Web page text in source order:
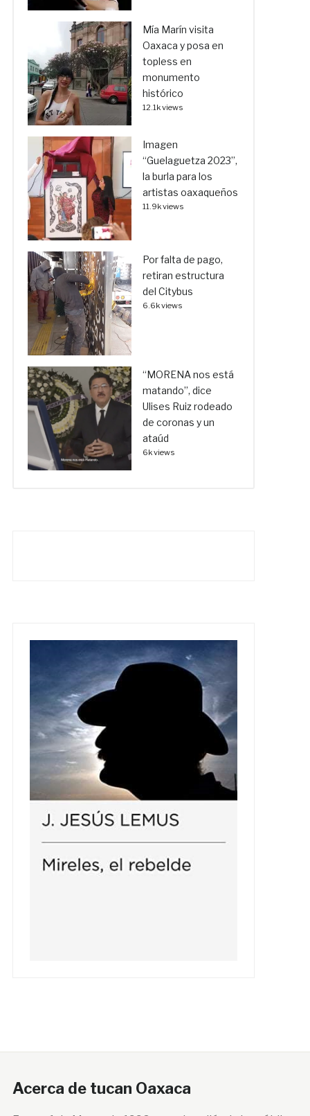
Mía Marín visita
Oaxaca y posa en
topless en
monumento
histórico
12.1k views
Imagen
“Guelaguetza 2023”,
la burla para los
artistas oaxaqueños
11.9k views
Por falta de pago,
retiran estructura
del Citybus
6.6k views
“MORENA nos está
matando”, dice
Ulises Ruiz rodeado
de coronas y un
ataúd
6k views
Acerca de tucan Oaxaca